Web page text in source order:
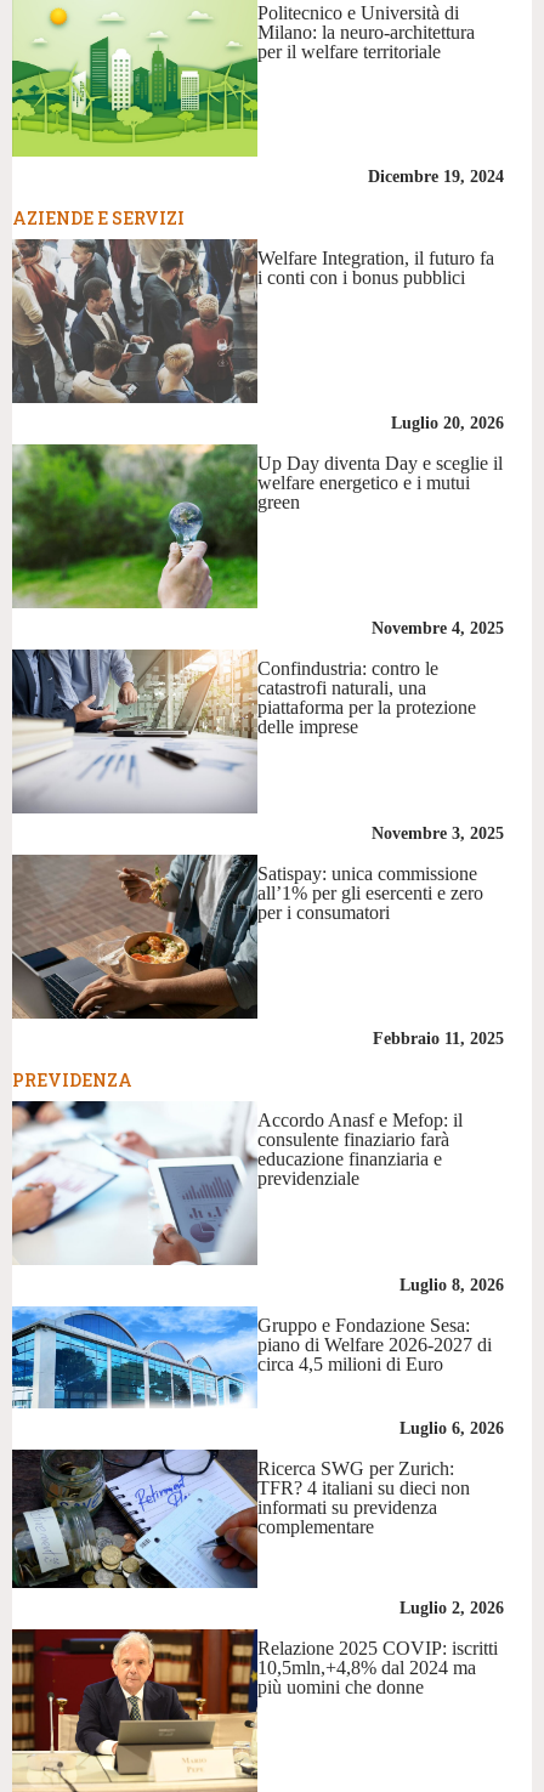
Politecnico e Università di
Milano: la neuro-architettura
per il welfare territoriale
Dicembre 19, 2024
AZIENDE E SERVIZI
Welfare Integration, il futuro fa
i conti con i bonus pubblici
Luglio 20, 2026
Up Day diventa Day e sceglie il
welfare energetico e i mutui
green
Novembre 4, 2025
Confindustria: contro le
catastrofi naturali, una
piattaforma per la protezione
delle imprese
Novembre 3, 2025
Satispay: unica commissione
all’1% per gli esercenti e zero
per i consumatori
Febbraio 11, 2025
PREVIDENZA
Accordo Anasf e Mefop: il
consulente finaziario farà
educazione finanziaria e
previdenziale
Luglio 8, 2026
Gruppo e Fondazione Sesa:
piano di Welfare 2026-2027 di
circa 4,5 milioni di Euro
Luglio 6, 2026
Ricerca SWG per Zurich:
TFR? 4 italiani su dieci non
informati su previdenza
complementare
Luglio 2, 2026
Relazione 2025 COVIP: iscritti
10,5mln,+4,8% dal 2024 ma
più uomini che donne